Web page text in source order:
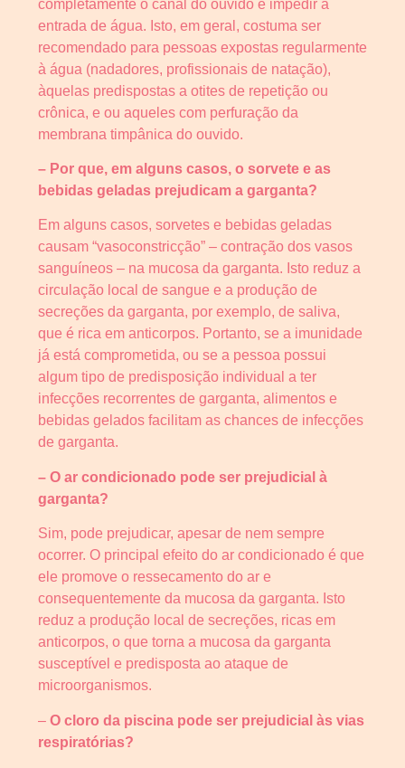
completamente o canal do ouvido e impedir a
entrada de água. Isto, em geral, costuma ser
recomendado para pessoas expostas regularmente
à água (nadadores, profissionais de natação),
àquelas predispostas a otites de repetição ou
crônica, e ou aqueles com perfuração da
membrana timpânica do ouvido.
– Por que, em alguns casos, o sorvete e as
bebidas geladas prejudicam a garganta?
Em alguns casos, sorvetes e bebidas geladas
causam “vasoconstricção” – contração dos vasos
sanguíneos – na mucosa da garganta. Isto reduz a
circulação local de sangue e a produção de
secreções da garganta, por exemplo, de saliva,
que é rica em anticorpos. Portanto, se a imunidade
já está comprometida, ou se a pessoa possui
algum tipo de predisposição individual a ter
infecções recorrentes de garganta, alimentos e
bebidas gelados facilitam as chances de infecções
de garganta.
– O ar condicionado pode ser prejudicial à
garganta?
Sim, pode prejudicar, apesar de nem sempre
ocorrer. O principal efeito do ar condicionado é que
ele promove o ressecamento do ar e
consequentemente da mucosa da garganta. Isto
reduz a produção local de secreções, ricas em
anticorpos, o que torna a mucosa da garganta
susceptível e predisposta ao ataque de
microorganismos.
– O cloro da piscina pode ser prejudicial às vias
respiratórias?